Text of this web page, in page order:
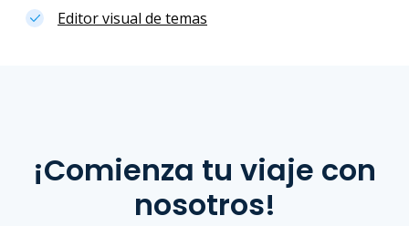
Editor visual de temas
¡Comienza tu viaje con
nosotros!